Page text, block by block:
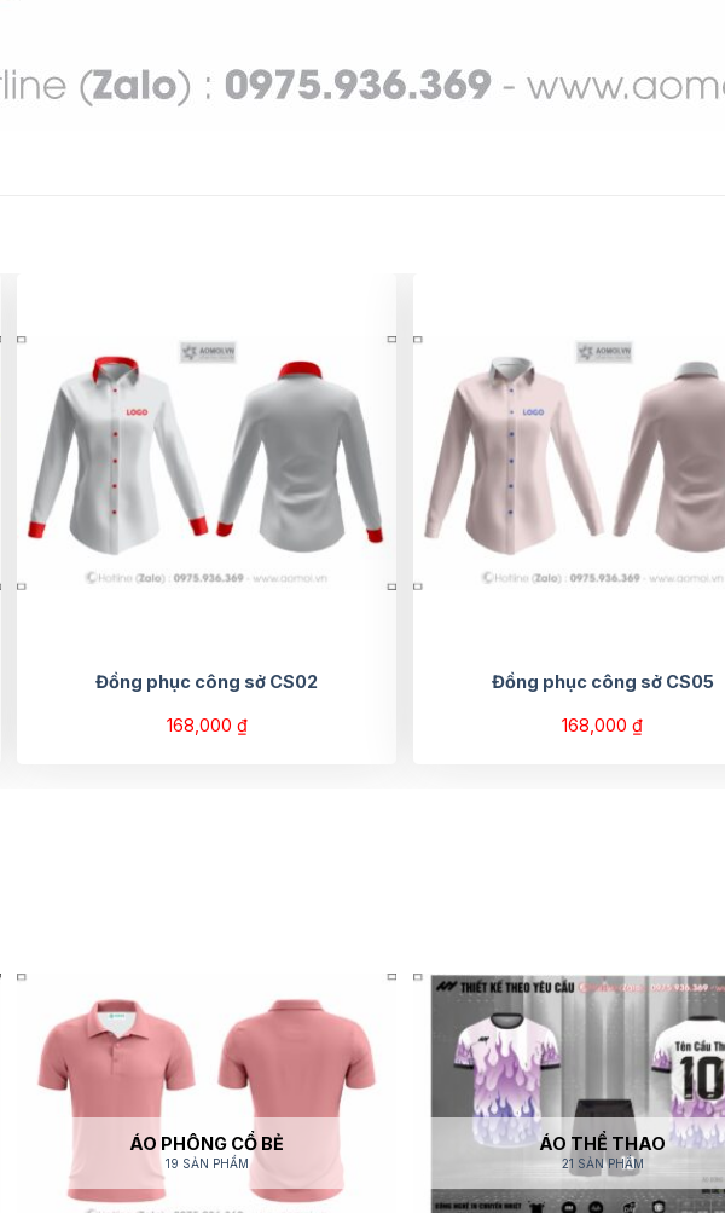
Đồng phục công sở CS02
168,000 ₫
Đồng phục công sở CS05
168,000₫
ÁO PHÔNG CỔ BẺ
19 SẢN PHẨM
ÁO THỂ THAO
21 SẢN PHẨM